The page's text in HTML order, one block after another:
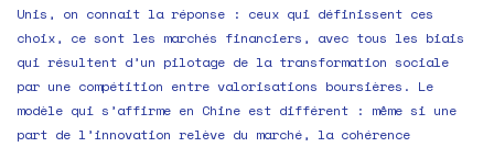
Unis, on connait la réponse : ceux qui définissent ces
choix, ce sont les marchés financiers, avec tous les biais
qui résultent d’un pilotage de la transformation sociale
par une compétition entre valorisations boursières. Le
modèle qui s’affirme en Chine est différent : même si une
part de l’innovation relève du marché, la cohérence